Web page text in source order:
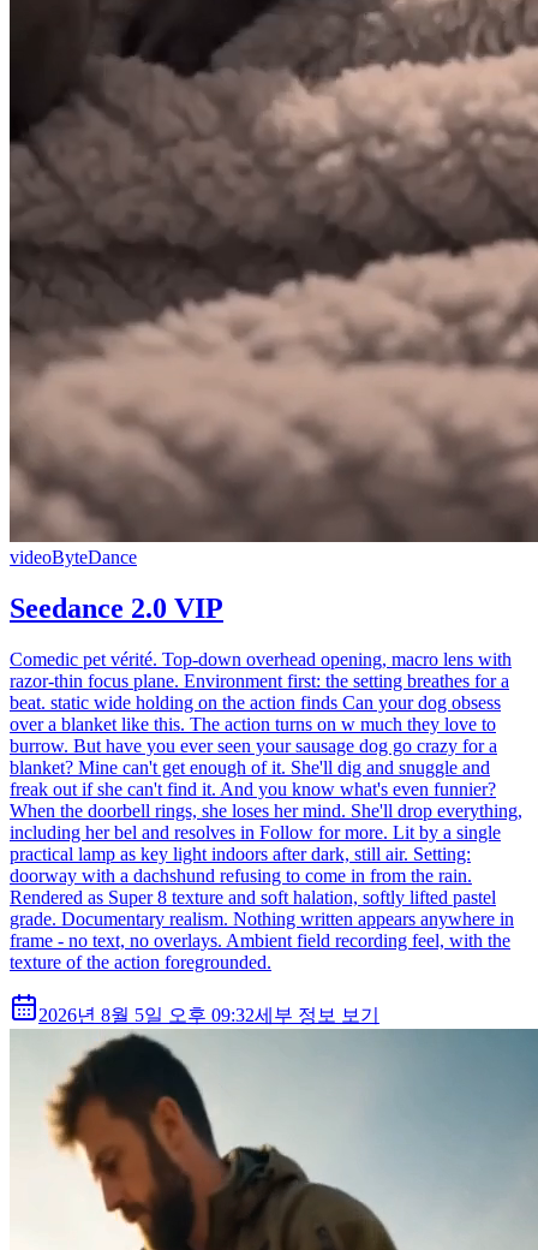
videoByteDance
Seedance 2.0 VIP
Comedic pet vérité. Top-down overhead opening, macro lens with
razor-thin focus plane. Environment first: the setting breathes for a
beat. static wide holding on the action finds Can your dog obsess
over a blanket like this. The action turns on w much they love to
burrow. But have you ever seen your sausage dog go crazy for a
blanket? Mine can't get enough of it. She'll dig and snuggle and
freak out if she can't find it. And you know what's even funnier?
When the doorbell rings, she loses her mind. She'll drop everything,
including her bel and resolves in Follow for more. Lit by a single
practical lamp as key light indoors after dark, still air. Setting:
doorway with a dachshund refusing to come in from the rain.
Rendered as Super 8 texture and soft halation, softly lifted pastel
grade. Documentary realism. Nothing written appears anywhere in
frame - no text, no overlays. Ambient field recording feel, with the
texture of the action foregrounded.
2026년 8월 5일 오후 09:32세부 정보 보기